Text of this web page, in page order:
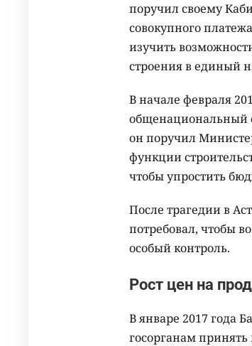
поручил своему
совокупного
изучить
строения в единый
В начале февраля
общенациональный
он поручил
функции
чтобы упростить
После трагедии в
потребовал, чтобы
особый контроль.
Рост цен на
В январе 2017 года
госорганам